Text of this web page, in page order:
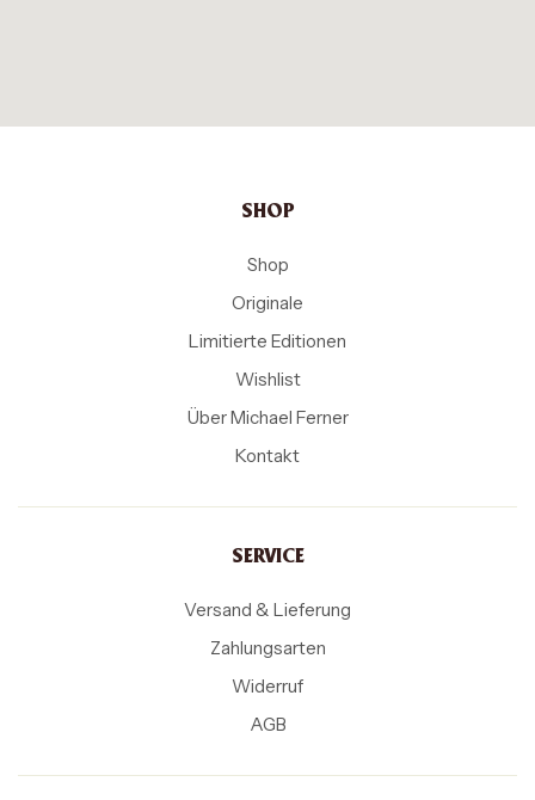
SHOP
Shop
Originale
Limitierte Editionen
Wishlist
Über Michael Ferner
Kontakt
SERVICE
Versand & Lieferung
Zahlungsarten
Widerruf
AGB